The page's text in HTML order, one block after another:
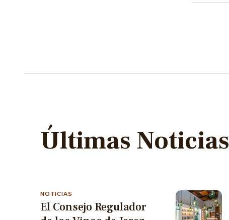
Últimas Noticias
NOTICIAS
El Consejo Regulador